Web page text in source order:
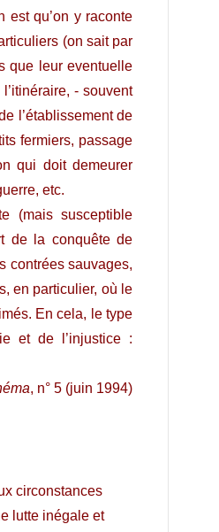
est qu’on y raconte
(on sait par
que leur eventuelle
- souvent
l’établissement de
fermiers, passage
qui doit demeurer
etc.
(mais susceptible
de la conquête de
contrées sauvages,
en particulier, où le
En cela, le type
et de l’injustice :
, n° 5 (juin 1994)
circonstances
lutte inégale et